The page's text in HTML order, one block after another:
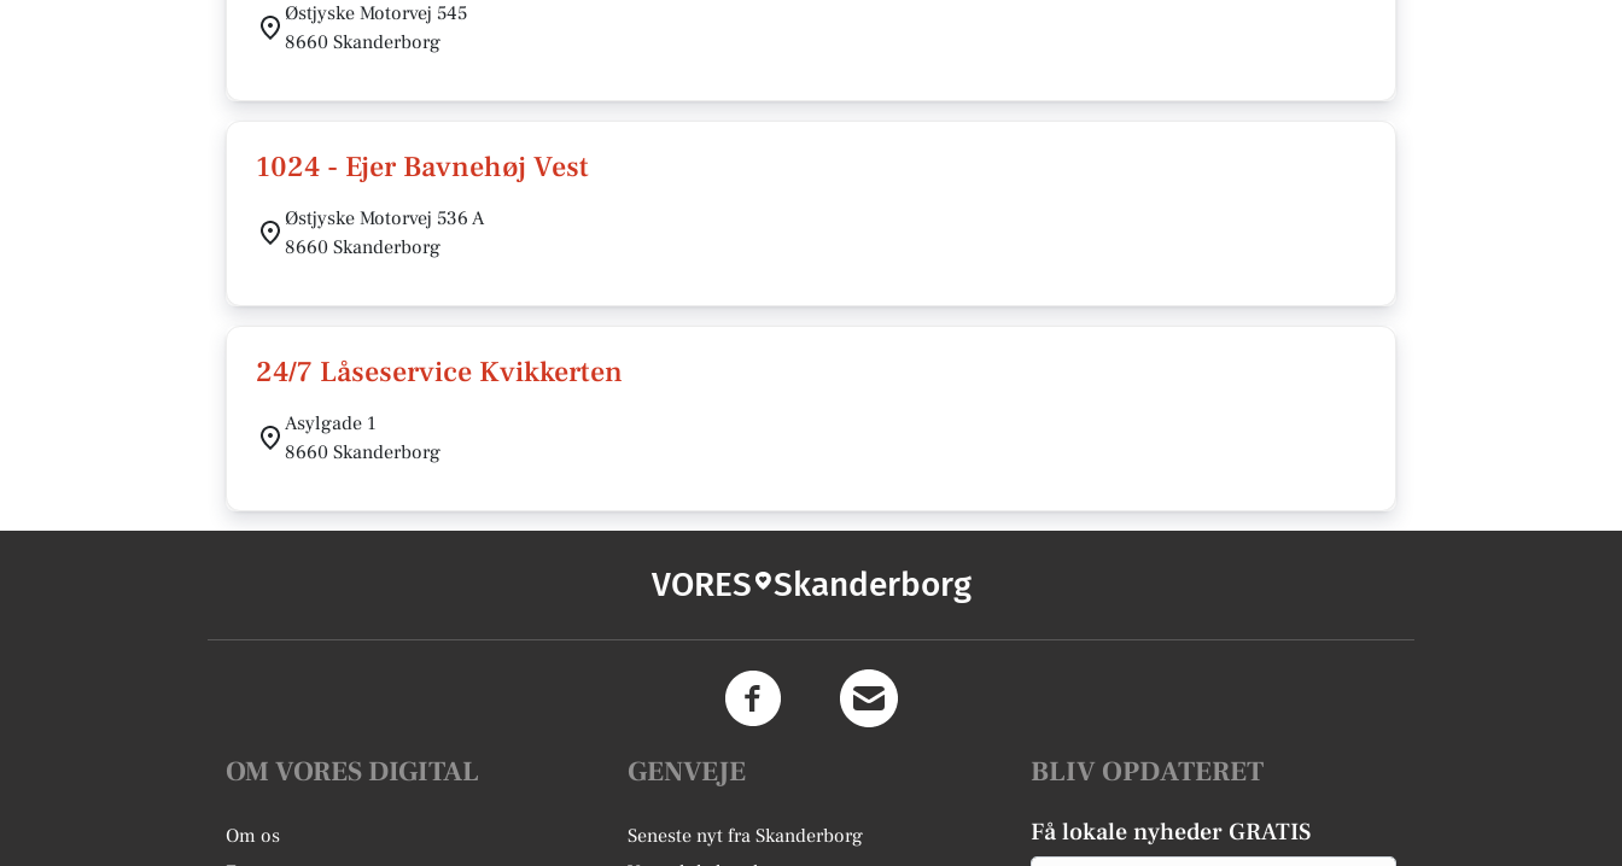
Østjyske Motorvej 545
8660 Skanderborg
1024 - Ejer Bavnehøj Vest
Østjyske Motorvej 536 A
8660 Skanderborg
24/7 Låseservice Kvikkerten
Asylgade 1
8660 Skanderborg
VORES Skanderborg
OM VORES DIGITAL
Om os
GENVEJE
Seneste nyt fra Skanderborg
BLIV OPDATERET
Få lokale nyheder GRATIS